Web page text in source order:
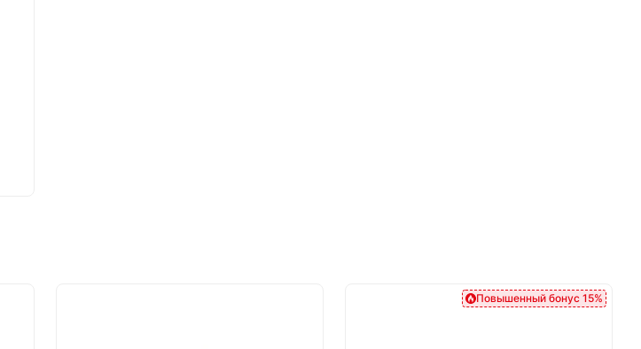
Повышенный бонус 15%